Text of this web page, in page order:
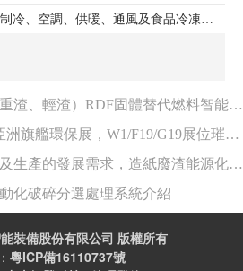
輕渣）RDF固體替代燃料智能化處理系統
艦環保展，W1/F19/G19展位璀璨耀眼。
求，造紙廢渣能源化利用是大勢所趨，奧美森處理系統介紹。
化破碎分選處理系統介紹
裝備股份有限公司 版權所有
粵ICP備16110737號